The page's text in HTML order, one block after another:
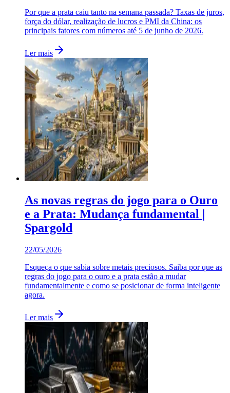
Por que a prata caiu tanto na semana passada? Taxas de juros,
força do dólar, realização de lucros e PMI da China: os
principais fatores com números até 5 de junho de 2026.
Ler mais
As novas regras do jogo para o Ouro
e a Prata: Mudança fundamental |
Spargold
22/05/2026
Esqueça o que sabia sobre metais preciosos. Saiba por que as
regras do jogo para o ouro e a prata estão a mudar
fundamentalmente e como se posicionar de forma inteligente
agora.
Ler mais